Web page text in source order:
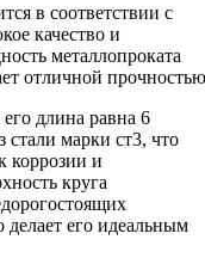
в соответствии с
качество и
металлопроката
отличной
длина равна 6
стали марки ст3, что
коррозии и
круга
его идеальным